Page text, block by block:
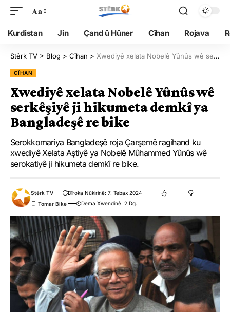
Aa
Kurdistan Jin Çand û Hûner Cîhan Rojava
Stêrk TV > Blog > Cîhan > Xwediyê xelata Nobelê Yûnûs wê serkêşiyê ji hikumeta demkî ya Bangladeşê re bike
CÎHAN
Xwediyê xelata Nobelê Yûnûs wê
serkêşiyê ji hikumeta demkî ya
Bangladeşê re bike
Serokkomariya Bangladeşê roja Çarşemê ragihand ku
xwediyê Xelata Aştiyê ya Nobelê Mûhammed Yûnûs wê
serokatiyê ji hikumeta demkî re bike.
Stêrk TV
Dîroka Nûkirinê: 7. Tebax 2024
Dema Xwendinê: 2 Dq.